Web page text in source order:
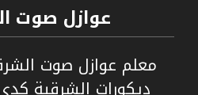
عوازل صوت
معلم عوازل صوت
ديكورات الشرقية